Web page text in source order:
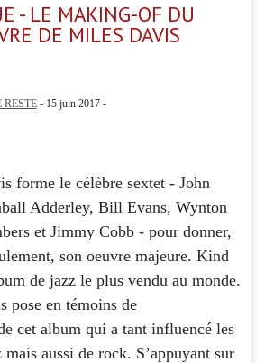
- LE MAKING-OF DU
DE MILES DAVIS
RESTE- 15 juin 2017 -
forme le célèbre sextet - John
Adderley, Bill Evans, Wynton
et Jimmy Cobb - pour donner,
son oeuvre majeure. Kind
de jazz le plus vendu au monde.
pose en témoins de
cet album qui a tant influencé les
aussi de rock. S’appuyant sur